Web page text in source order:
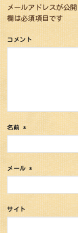
メールアドレスが公
欄は必須項目です
コメント
名前 *
メール*
サイト